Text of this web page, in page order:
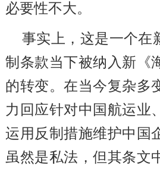
必要性不大。
事实上，这是一个在
制条款当下被纳入新《
的转变。在当今复杂多
力回应针对中国航运业
运用反制措施维护中国
虽然是私法，但其条文